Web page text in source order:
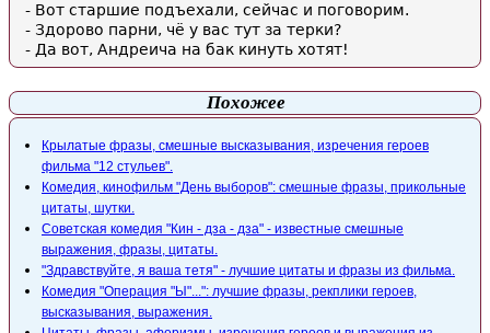
- Вот старшие подъехали, сейчас и поговорим.
- Здорово парни, чё у вас тут за терки?
- Да вот, Андреича на бак кинуть хотят!
Похожее
Крылатые фразы, смешные высказывания, изречения героев
фильма "12 стульев".
Комедия, кинофильм "День выборов": смешные фразы, прикольные
цитаты, шутки.
Советская комедия "Кин - дза - дза" - известные смешные
выражения, фразы, цитаты.
"Здравствуйте, я ваша тетя" - лучшие цитаты и фразы из фильма.
Комедия "Операция "Ы"...": лучшие фразы, рекплики героев,
высказывания, выражения.